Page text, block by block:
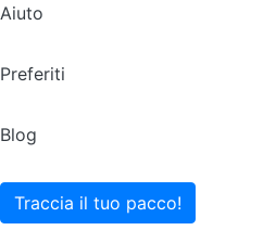
Aiuto
Preferiti
Blog
Traccia il tuo pacco!